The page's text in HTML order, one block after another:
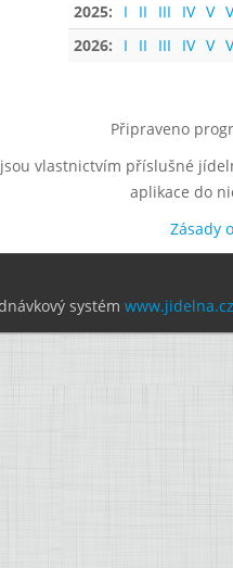
2025:
I II III IV V
2026:
I II III IV V
Připraveno
vlastnictvím příslušné
aplikace do
Zásady
systém www.jidelna.cz